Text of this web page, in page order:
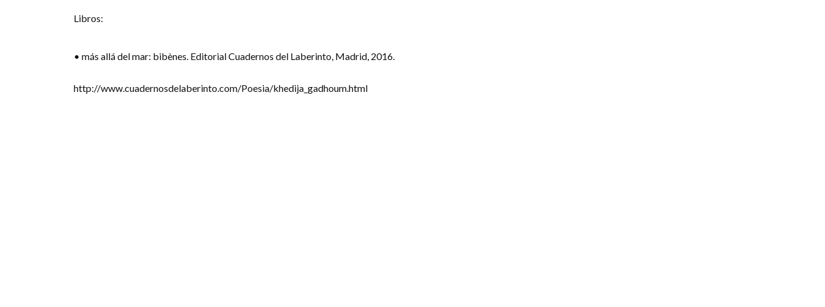
Libros:
• más allá del mar: bibènes. Editorial Cuadernos del Laberinto, Madrid, 2016.
http://www.cuadernosdelaberinto.com/Poesia/khedija_gadhoum.html